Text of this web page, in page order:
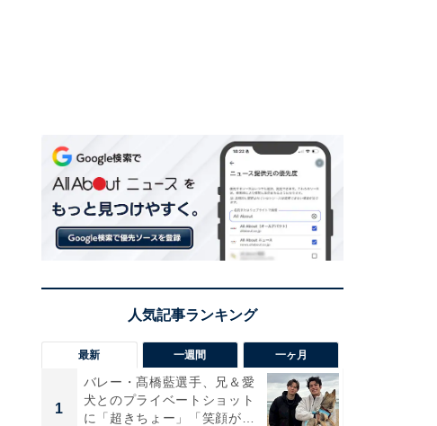
最新 一週間 一ヶ月
1
バレー・髙橋藍選手、兄＆愛
犬とのプライベートショット
に「超きちょー」「笑顔が見